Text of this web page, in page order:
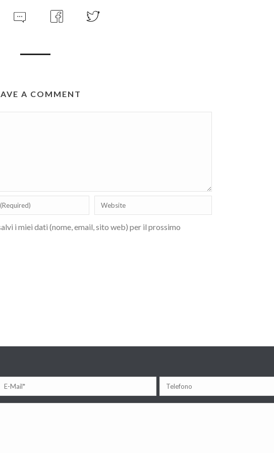
A COMMENT
i miei dati (nome, email, sito web) per il prossimo